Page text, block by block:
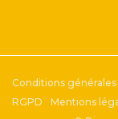
Conditions
RGPD
Mentions